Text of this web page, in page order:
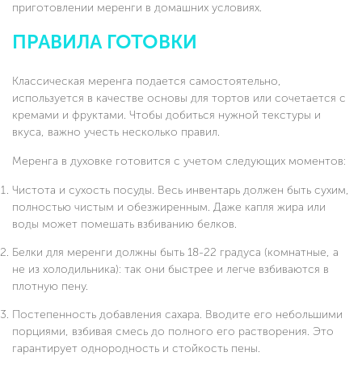
приготовлении меренги в домашних условиях.
ПРАВИЛА ГОТОВКИ
Классическая меренга подается самостоятельно,
используется в качестве основы для тортов или сочетается с
кремами и фруктами. Чтобы добиться нужной текстуры и
вкуса, важно учесть несколько правил.
Меренга в духовке готовится с учетом следующих моментов:
Чистота и сухость посуды. Весь инвентарь должен быть сухим,
полностью чистым и обезжиренным. Даже капля жира или
воды может помешать взбиванию белков.
Белки для меренги должны быть 18-22 градуса (комнатные, а
не из холодильника): так они быстрее и легче взбиваются в
плотную пену.
Постепенность добавления сахара. Вводите его небольшими
порциями, взбивая смесь до полного его растворения. Это
гарантирует однородность и стойкость пены.